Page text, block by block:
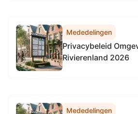
Mededelingen
Privacybeleid
Rivierenland 2026
Mededelingen